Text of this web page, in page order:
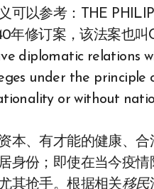
可以参考：THE
年修订案，该法案也
diplomatic relations
under the principle
or without
本、有才能的健康、
身份；即使在当今疫
其抢手。根据相关移民